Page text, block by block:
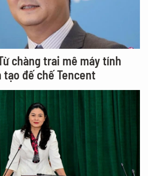
chàng trai mê máy tính
đế chế Tencent